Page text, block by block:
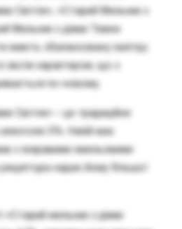
Світле», «Старий Мельник з
Мельник з діжки Темне
мають збалансовану палітру
своїм характером, що з
по-новому.
Світле» – це традиційне
5%. Напій має
з яскравими хмельовими
рецептура надає йому більшої
«Старий мельник з діжки